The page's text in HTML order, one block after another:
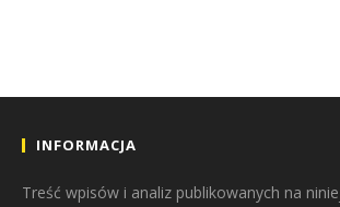
INFORMACJA
Treść wpisów i analiz publikowanych na